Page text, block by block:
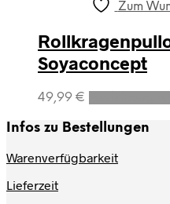
Zum
Soyaconcept
49,99 €
Infos zu Bestellungen
Warenverfügbarkeit
Lieferzeit